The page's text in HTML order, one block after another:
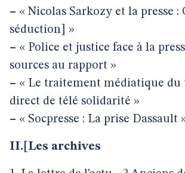
– « Nicolas Sarkozy et la presse :
séduction] »
– « Police et justice face à la
sources au rapport »
– « Le traitement médiatique du
direct de télé solidarité »
– « Socpresse : La prise Dassault
II.[Les archives